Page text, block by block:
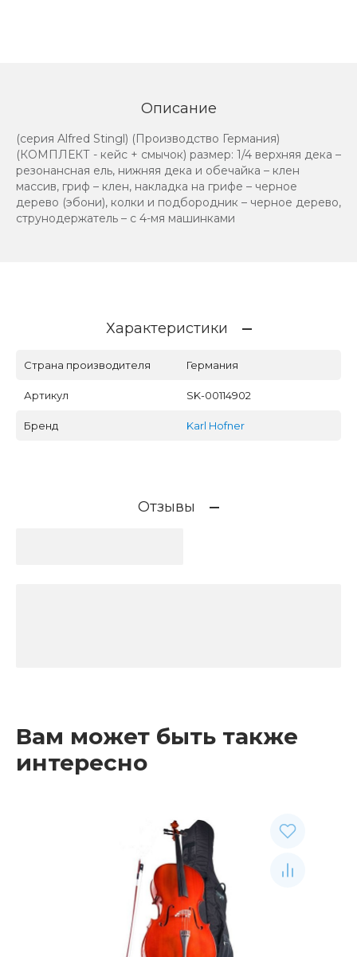
Описание
(серия Alfred Stingl) (Производство Германия)
(КОМПЛЕКТ - кейс + смычок) размер: 1/4 верхняя дека –
резонансная ель, нижняя дека и обечайка – клен
массив, гриф – клен, накладка на грифе – черное
дерево (эбони), колки и подбородник – черное дерево,
струнодержатель – с 4-мя машинками
Характеристики
Страна производителя Германия
Артикул SK-00114902
Бренд Karl Hofner
Отзывы
Вам может быть также
интересно